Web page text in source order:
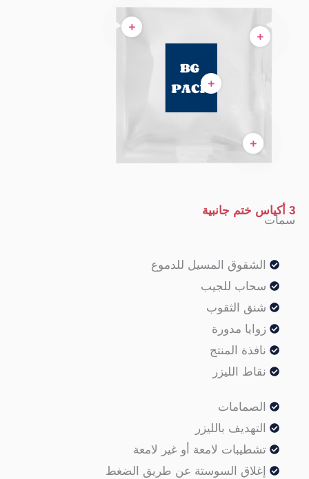
المسيل للدموع
للجيب
الثقوب
مدورة
المنتج
الليزر
بالليزر
لامعة أو غير لامعة
السوستة عن طريق الضغط